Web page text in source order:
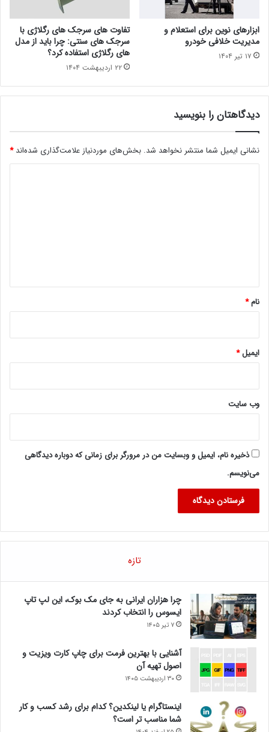
ابزارهای نوین برای استعلام و
مدیریت خلافی خودرو
۱۷ تیر ۱۴۰۴
تفاوت های سرجک های رگلاژی با
سرجک های سنتی: چرا باید از مدل
های رگلاژی استفاده کرد؟
۲۲ اردیبهشت ۱۴۰۴
دیدگاهتان را بنویسید
نشانی ایمیل شما منتشر نخواهد شد. بخش‌های موردنیاز علامت‌گذاری شده‌اند*
نام*
ایمیل*
وب‌ سایت
ذخیره نام، ایمیل و وبسایت من در مرورگر برای زمانی که دوباره دیدگاهی
می‌نویسم.
تازه
چرا هزاران ایرانی به جای مک بوک، این لپ تاپ
ایسوس را انتخاب کردند
۷ تیر ۱۴۰۵
آشنایی با بهترین فرمت برای چاپ کارت ویزیت و
اصول تهیه آن
۳۰ اردیبهشت ۱۴۰۵
اینستاگرام یا لینکدین؟ کدام برای رشد کسب و کار
شما مناسب تر است؟